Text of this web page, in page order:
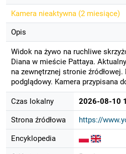
Kamera nieaktywna (2 miesiące)
Opis
Widok na żywo na ruchliwe
Diana w mieście Pattaya.
na zewnętrznej stronie
podglądowy. Kamera przypisana
Czas lokalny 2026-08-10
Strona źródłowa https://
Encyklopedia